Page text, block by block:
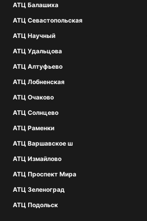
АТЦ Балашиха
АТЦ Севастопольская
АТЦ Научный
АТЦ Удальцова
АТЦ Алтуфьево
АТЦ Лобненская
АТЦ Очаково
АТЦ Солнцево
АТЦ Раменки
АТЦ Варшавское ш
АТЦ Измайлово
АТЦ Проспект Мира
АТЦ Зеленоград
АТЦ Подольск